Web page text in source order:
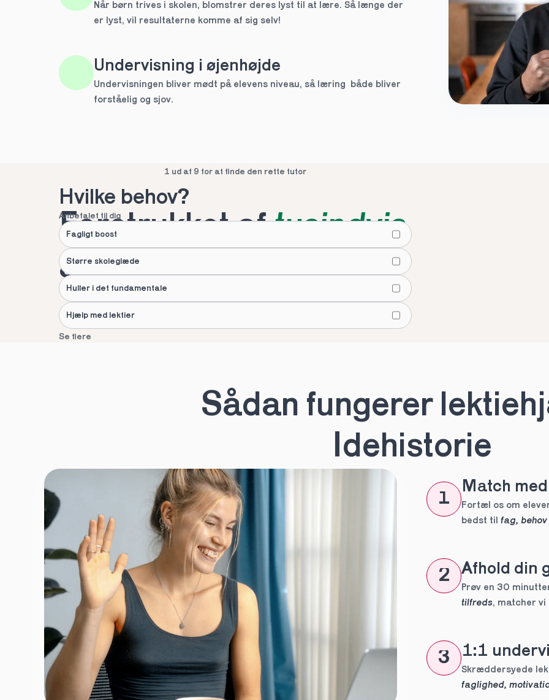
Spring over
1 ud af 9 for at finde den rette tutor
Hvilken årgang?
1.g 3.g
1 ud af 9 for at finde den rette tutor
Hvilke behov?
Anbefalet til dig
Fagligt boost
Større skoleglæde
Huller i det fundamentale
Hjælp med lektier
Se flere
1 ud af 9 for at finde den rette tutor
Hvad hedder du?
Næste
Opbevares sikkert - oplysninger deles aldrig
1 ud af 9 for at finde den rette tutor
Hvordan kontakter vi dig?
Telefon*
Email *
Tilmeld nyhedsbrev
Fortsæt
For at booke gratis prøvetime - ingen forpligtelser
Når børn trives i skolen, blomstrer deres lyst til at lære. Så længe der
er lyst, vil resultaterne komme af sig selv!
Undervisning i øjenhøjde
Undervisningen bliver mødt på elevens niveau, så læring  både bliver
forståelig og sjov.
Foretrukket af tusindvis
af danske familier
Sådan fungerer
Idehistorie
1
Match
Fortæl os om
bedst til fag,
2 Afhold din
Prøv en 30
tilfreds, matcher vi
3 1:1
faglighed,